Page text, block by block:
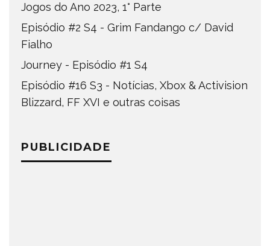
Jogos do Ano 2023, 1° Parte
Episódio #2 S4 - Grim Fandango c/ David
Fialho
Journey - Episódio #1 S4
Episódio #16 S3 - Notícias, Xbox & Activision
Blizzard, FF XVI e outras coisas
PUBLICIDADE